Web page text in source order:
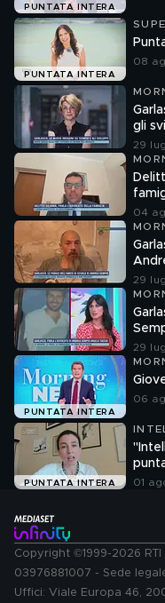
PUNTATA INTERA
PUNTATA INTERA
08
gli
29
04
29
29
PUNTATA INTERA
06
PUNTATA INTERA
A
01
Copyright ©1999-2026 RTI
03976881007 - Sede
Uffici: Viale Europa 46,